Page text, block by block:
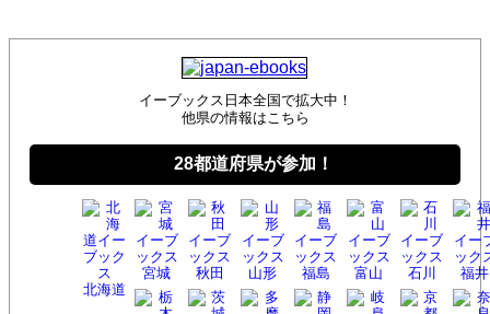
イーブックス日本全国で拡大中！
他県の情報はこちら
28都道府県が参加！
北海道
宮城 秋田 山形 福島 富山 石川 福井